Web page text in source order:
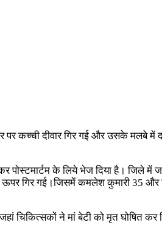
पर कच्ची दीवार गिर गई और उसके मलबे
के लिये भेज दिया है। जिले में
गिर गई।जिसमें कमलेश कुमारी 35 और
चिकित्सकों ने मां बेटी को मृत घोषित